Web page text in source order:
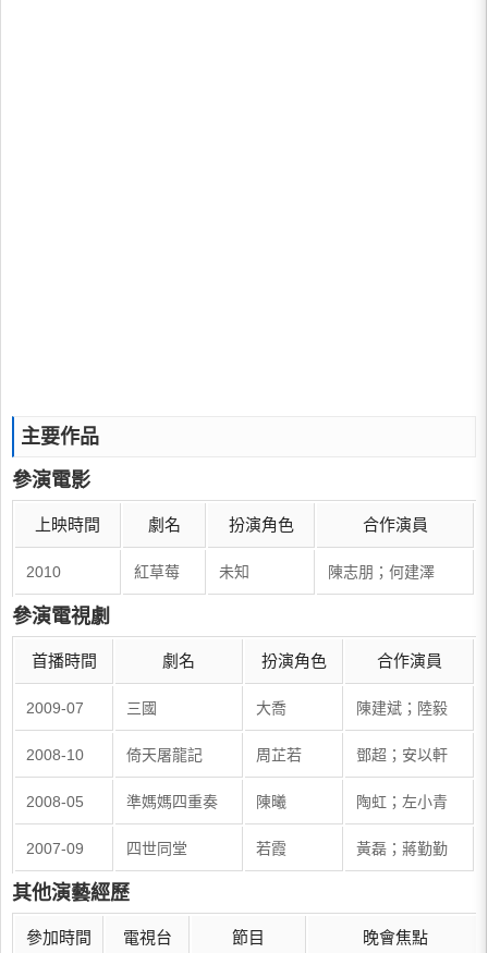
主要作品
參演電影
上映時間 劇名 扮演角色 合作演員
2010 紅草莓 未知 陳志朋；何建澤
參演電視劇
首播時間 劇名 扮演角色 合作演員
2009-07 三國 大喬 陳建斌；陸毅
2008-10 倚天屠龍記 周芷若 鄧超；安以軒
2008-05 準媽媽四重奏 陳曦 陶虹；左小青
2007-09 四世同堂 若霞 黃磊；蔣勤勤
其他演藝經歷
參加時間 電視台 節目 晚會焦點